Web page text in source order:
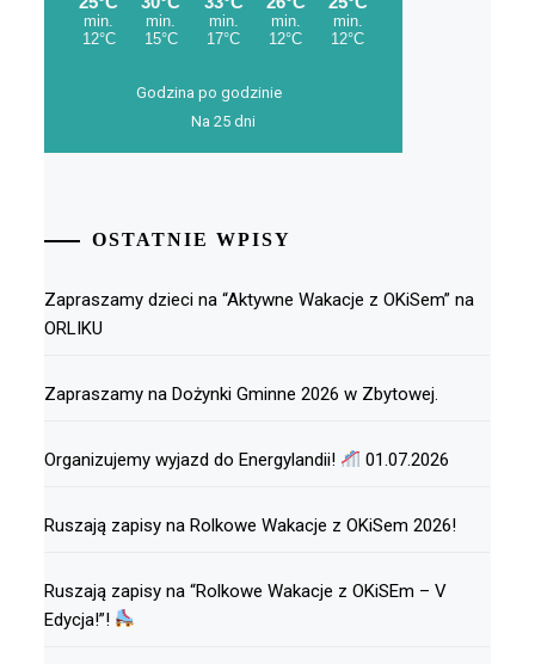
Godzina po godzinie
Na 25 dni
OSTATNIE WPISY
Zapraszamy dzieci na “Aktywne Wakacje z OKiSem” na
ORLIKU
Zapraszamy na Dożynki Gminne 2026 w Zbytowej.
Organizujemy wyjazd do Energylandii! 01.07.2026
Ruszają zapisy na Rolkowe Wakacje z OKiSem 2026!
Ruszają zapisy na “Rolkowe Wakacje z OKiSEm – V
Edycja!”!